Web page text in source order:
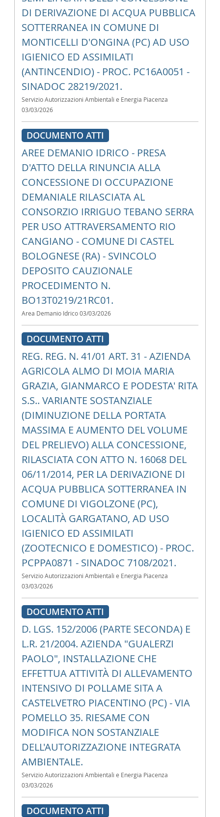
DI DERIVAZIONE DI ACQUA PUBBLICA
SOTTERRANEA IN COMUNE DI
MONTICELLI D'ONGINA (PC) AD USO
IGIENICO ED ASSIMILATI
(ANTINCENDIO) - PROC. PC16A0051 -
SINADOC 28219/2021.
Servizio Autorizzazioni Ambientali e Energia Piacenza
03/03/2026
DOCUMENTO ATTI
AREE DEMANIO IDRICO - PRESA
D'ATTO DELLA RINUNCIA ALLA
CONCESSIONE DI OCCUPAZIONE
DEMANIALE RILASCIATA AL
CONSORZIO IRRIGUO TEBANO SERRA
PER USO ATTRAVERSAMENTO RIO
CANGIANO - COMUNE DI CASTEL
BOLOGNESE (RA) - SVINCOLO
DEPOSITO CAUZIONALE
PROCEDIMENTO N.
BO13T0219/21RC01.
Area Demanio Idrico 03/03/2026
DOCUMENTO ATTI
REG. REG. N. 41/01 ART. 31 - AZIENDA
AGRICOLA ALMO DI MOIA MARIA
GRAZIA, GIANMARCO E PODESTA' RITA
S.S.. VARIANTE SOSTANZIALE
(DIMINUZIONE DELLA PORTATA
MASSIMA E AUMENTO DEL VOLUME
DEL PRELIEVO) ALLA CONCESSIONE,
RILASCIATA CON ATTO N. 16068 DEL
06/11/2014, PER LA DERIVAZIONE DI
ACQUA PUBBLICA SOTTERRANEA IN
COMUNE DI VIGOLZONE (PC),
LOCALITÀ GARGATANO, AD USO
IGIENICO ED ASSIMILATI
(ZOOTECNICO E DOMESTICO) - PROC.
PCPPA0871 - SINADOC 7108/2021.
Servizio Autorizzazioni Ambientali e Energia Piacenza
03/03/2026
DOCUMENTO ATTI
D. LGS. 152/2006 (PARTE SECONDA) E
L.R. 21/2004. AZIENDA "GUALERZI
PAOLO", INSTALLAZIONE CHE
EFFETTUA ATTIVITÀ DI ALLEVAMENTO
INTENSIVO DI POLLAME SITA A
CASTELVETRO PIACENTINO (PC) - VIA
POMELLO 35. RIESAME CON
MODIFICA NON SOSTANZIALE
DELL'AUTORIZZAZIONE INTEGRATA
AMBIENTALE.
Servizio Autorizzazioni Ambientali e Energia Piacenza
03/03/2026
DOCUMENTO ATTI